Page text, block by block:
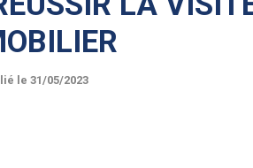
le 31/05/2023